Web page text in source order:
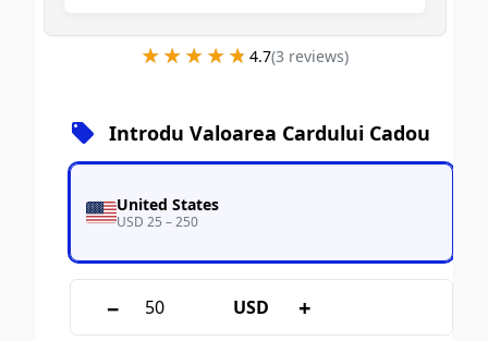
★★★★★
★★★★★ 4.7(3 reviews)
Introdu Valoarea Cardului Cadou
United States
USD 25 – 250
− USD +